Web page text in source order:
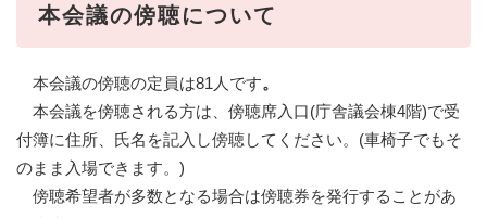
本会議の傍聴について
本会議の傍聴の定員は81人です。
本会議を傍聴される方は、傍聴席入口(庁舎議会棟4階)で受
付簿に住所、氏名を記入し傍聴してください。(車椅子でもそ
のまま入場できます。)
傍聴希望者が多数となる場合は傍聴券を発行することがあ